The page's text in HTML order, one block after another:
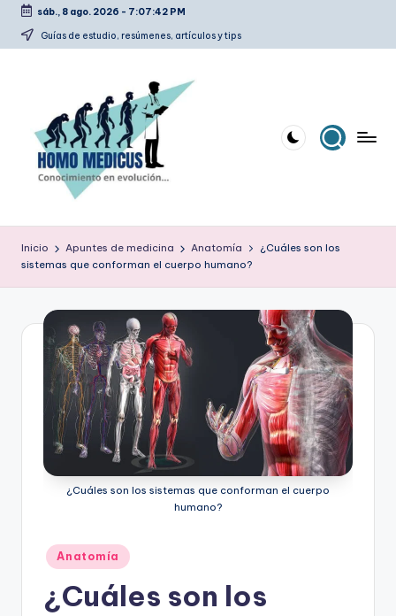
Saltar
sáb., 8 ago. 2026 - 7:07:42 PM
Guías de estudio, resúmenes, artículos y tips
o
m
m
estudio,
tips
Inicio Apuntes de medicina Anatomía
¿Cuáles son los
sistemas que conforman el cuerpo humano?
¿Cuáles son los sistemas que conforman el cuerpo
humano?
Publicado
en
Anatomía
¿Cuáles son los